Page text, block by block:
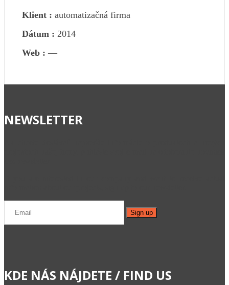
Klient : automatizačná firma
Dátum : 2014
Web : —
NEWSLETTER
KDE NÁS NÁJDETE / FIND US